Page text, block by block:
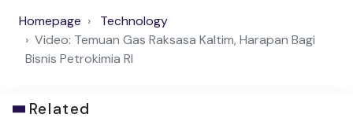
Homepage
Technology
Video: Temuan Gas Raksasa Kaltim, Harapan Bagi
Bisnis Petrokimia RI
Related